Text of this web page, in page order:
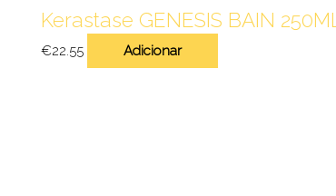
Kerastase GENESIS BAIN 250ML
€22.55 Adicionar